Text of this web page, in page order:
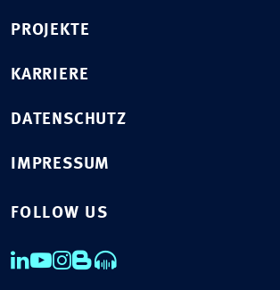
PROJEKTE
KARRIERE
DATENSCHUTZ
IMPRESSUM
FOLLOW US